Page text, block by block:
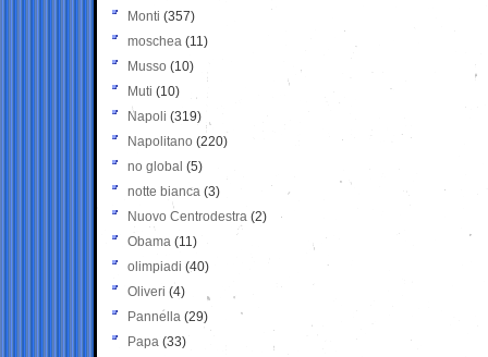
Monti (357)
moschea (11)
Musso (10)
Muti (10)
Napoli (319)
Napolitano (220)
no global (5)
notte bianca (3)
Nuovo Centrodestra (2)
Obama (11)
olimpiadi (40)
Oliveri (4)
Pannella (29)
Papa (33)